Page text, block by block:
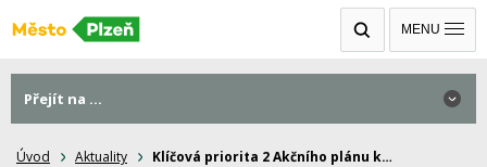
MENU
Úvod Aktuality Klíčová priorita 2 Akčního plánu k…
Přejít na ...